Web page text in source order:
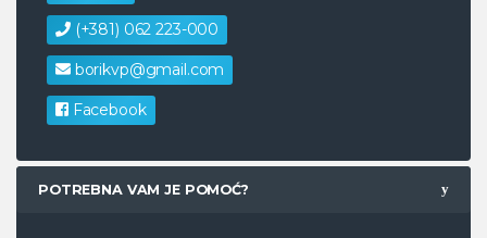
(+381) 062 223-000
borikvp@gmail.com
Facebook
POTREBNA VAM JE POMOĆ?